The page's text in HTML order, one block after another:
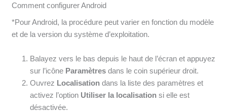
Comment configurer Android
*Pour Android, la procédure peut varier en fonction du modèle
et de la version du système d’exploitation.
Balayez vers le bas depuis le haut de l’écran et appuyez
sur l’icône Paramètres dans le coin supérieur droit.
Ouvrez Localisationdans la liste des paramètres et
activez l’option Utiliser la localisationsi elle est
désactivée.